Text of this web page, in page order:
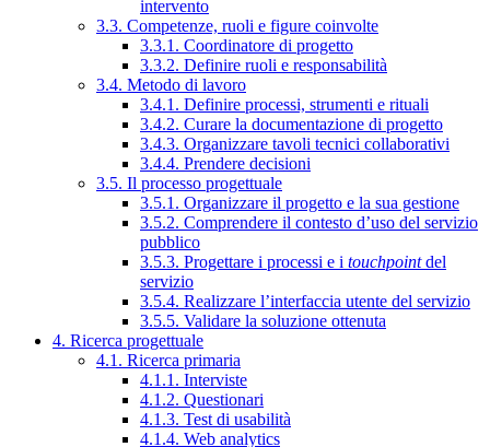
intervento
3.3. Competenze, ruoli e figure coinvolte
3.3.1. Coordinatore di progetto
3.3.2. Definire ruoli e responsabilità
3.4. Metodo di lavoro
3.4.1. Definire processi, strumenti e rituali
3.4.2. Curare la documentazione di progetto
3.4.3. Organizzare tavoli tecnici collaborativi
3.4.4. Prendere decisioni
3.5. Il processo progettuale
3.5.1. Organizzare il progetto e la sua gestione
3.5.2. Comprendere il contesto d’uso del servizio
pubblico
3.5.3. Progettare i processi e i touchpointdel
servizio
3.5.4. Realizzare l’interfaccia utente del servizio
3.5.5. Validare la soluzione ottenuta
4. Ricerca progettuale
4.1. Ricerca primaria
4.1.1. Interviste
4.1.2. Questionari
4.1.3. Test di usabilità
4.1.4. Web analytics